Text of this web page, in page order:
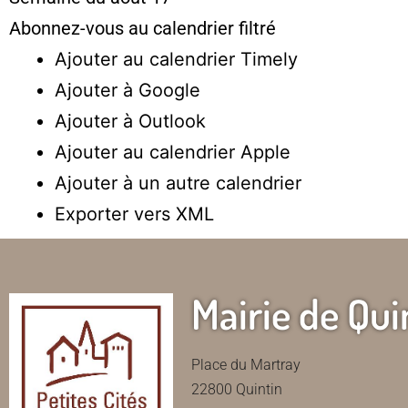
Abonnez-vous au calendrier filtré
Ajouter au calendrier Timely
Ajouter à Google
Ajouter à Outlook
Ajouter au calendrier Apple
Ajouter à un autre calendrier
Exporter vers XML
Mairie de
Place du Martray
22800 Quintin